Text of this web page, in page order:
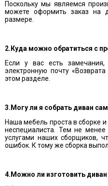
Поскольку мы являемся
можете оформить заказ на
размере.
2.Куда можно обратиться с
Если у вас есть
электронную почту
этом разделе.
3.Могу ли я собрать диван
Наша мебель проста в сборке
неспециалиста. Тем не
услугами наших сборщиков,
ошибок. К тому же сборка
4.Можно ли изготовить диван